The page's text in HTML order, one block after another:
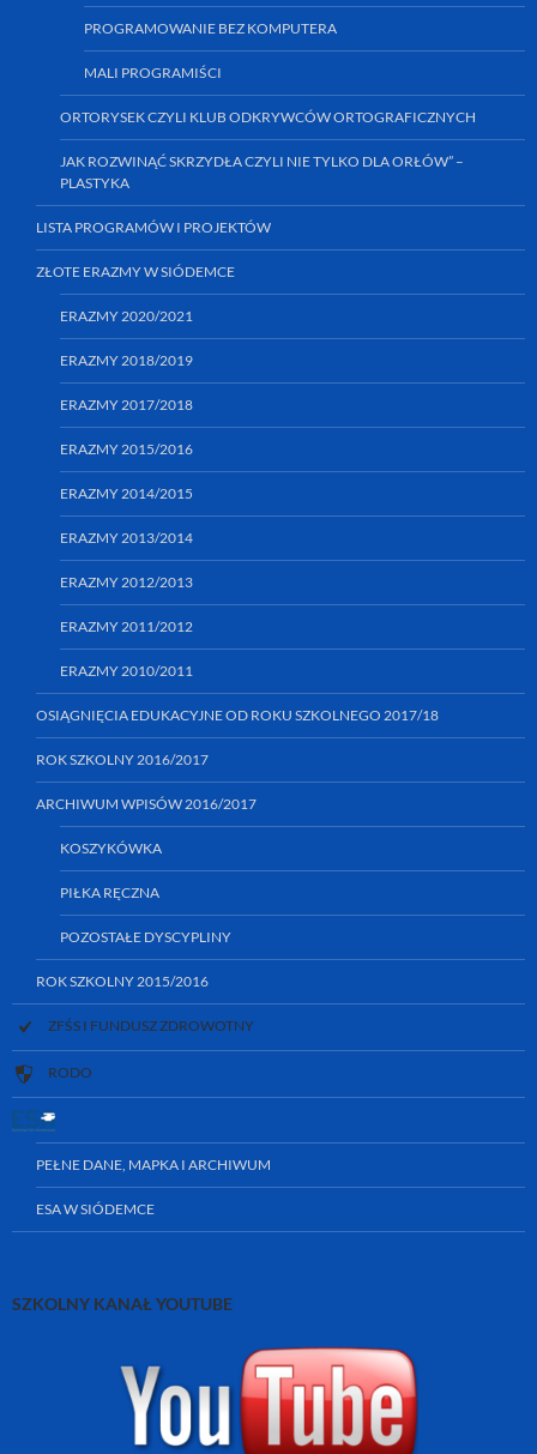
PROGRAMOWANIE BEZ KOMPUTERA
MALI PROGRAMIŚCI
ORTORYSEK CZYLI KLUB ODKRYWCÓW ORTOGRAFICZNYCH
JAK ROZWINĄĆ SKRZYDŁA CZYLI NIE TYLKO DLA ORŁÓW” –
PLASTYKA
LISTA PROGRAMÓW I PROJEKTÓW
ZŁOTE ERAZMY W SIÓDEMCE
ERAZMY 2020/2021
ERAZMY 2018/2019
ERAZMY 2017/2018
ERAZMY 2015/2016
ERAZMY 2014/2015
ERAZMY 2013/2014
ERAZMY 2012/2013
ERAZMY 2011/2012
ERAZMY 2010/2011
OSIĄGNIĘCIA EDUKACYJNE OD ROKU SZKOLNEGO 2017/18
ROK SZKOLNY 2016/2017
ARCHIWUM WPISÓW 2016/2017
KOSZYKÓWKA
PIŁKA RĘCZNA
POZOSTAŁE DYSCYPLINY
ROK SZKOLNY 2015/2016
ZFŚS I FUNDUSZ ZDROWOTNY
RODO
PEŁNE DANE, MAPKA I ARCHIWUM
ESA W SIÓDEMCE
SZKOLNY KANAŁ YOUTUBE